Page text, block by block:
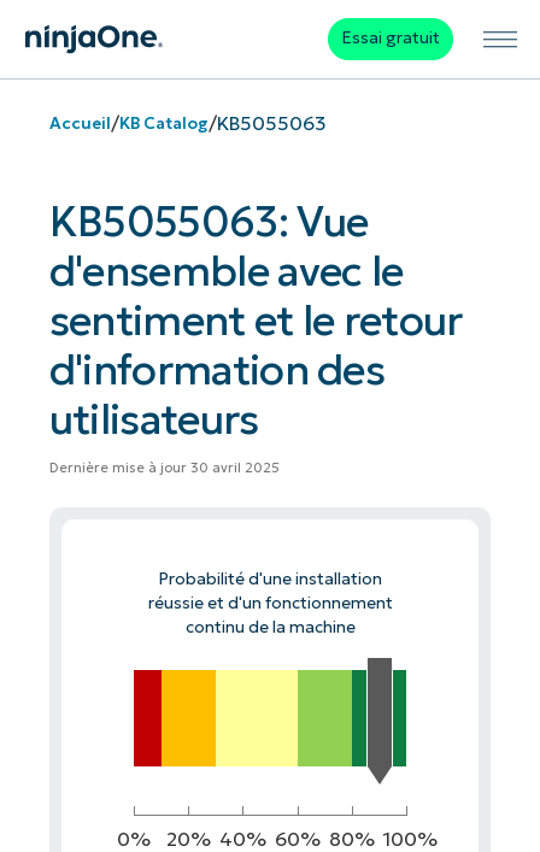
Essai gratuit
Accueil/KB Catalog/KB5055063
KB5055063: Vue
d'ensemble avec le
sentiment et le retour
d'information des
utilisateurs
Dernière mise à jour 30 avril 2025
Probabilité d'une installation
réussie et d'un fonctionnement
continu de la machine
0% 20% 40% 60% 80% 100%